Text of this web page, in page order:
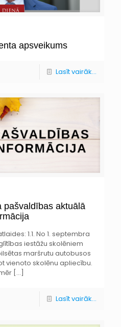
apsveikums
Lasīt vairāk...
pašvaldības aktuālā
1.1. No 1. septembra
iestāžu skolēniem
maršrutu autobusos
vienoto skolēnu apliecību.
[…]
Lasīt vairāk...